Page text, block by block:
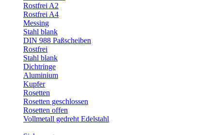
Rostfrei A2
Rostfrei A4
Messing
Stahl blank
DIN 988 Paßscheiben
Rostfrei
Stahl blank
Dichtringe
Aluminium
Kupfer
Rosetten
Rosetten geschlossen
Rosetten offen
Vollmetall gedreht Edelstahl